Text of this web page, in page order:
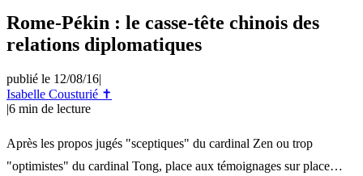
Rome-Pékin : le casse-tête chinois des
relations diplomatiques
publié le 12/08/16|
Isabelle Cousturié ✝
|6 min de lecture
Après les propos jugés "sceptiques" du cardinal Zen ou trop
"optimistes" du cardinal Tong, place aux témoignages sur place…